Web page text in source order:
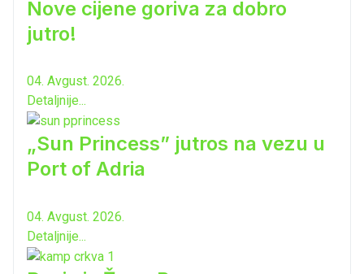
Nove cijene goriva za dobro
jutro!
04. Avgust. 2026.
Detaljnije...
„Sun Princess” jutros na vezu u
Port of Adria
04. Avgust. 2026.
Detaljnije...